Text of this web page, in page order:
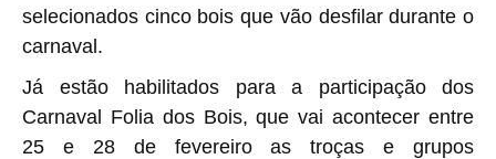
selecionados cinco bois que vão desfilar durante o
carnaval.
Já estão habilitados para a participação dos
Carnaval Folia dos Bois, que vai acontecer entre
25 e 28 de fevereiro as troças e grupos